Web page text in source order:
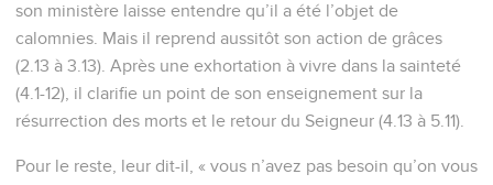
son ministère laisse entendre qu’il a été l’objet de
calomnies. Mais il reprend aussitôt son action de grâces
(2.13 à 3.13). Après une exhortation à vivre dans la sainteté
(4.1-12), il clarifie un point de son enseignement sur la
résurrection des morts et le retour du Seigneur (4.13 à 5.11).
Pour le reste, leur dit-il, « vous n’avez pas besoin qu’on vous